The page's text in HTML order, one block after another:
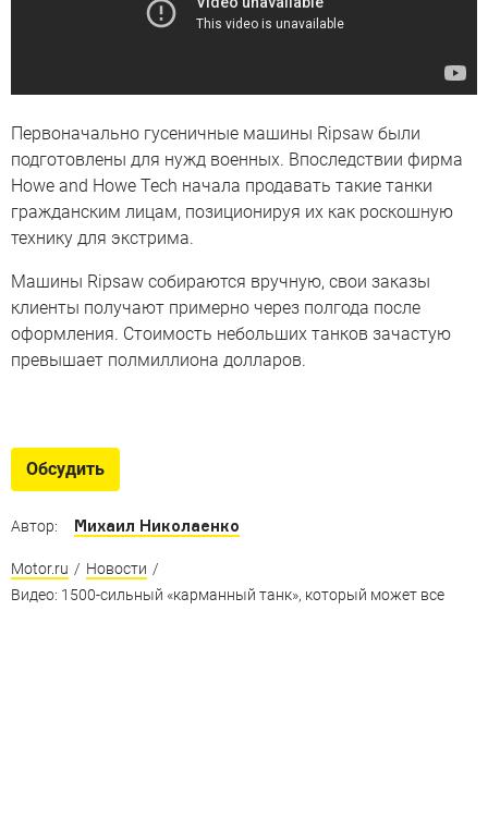
Первоначально гусеничные машины Ripsaw были
подготовлены для нужд военных. Впоследствии фирма
Howe and Howe Tech начала продавать такие танки
гражданским лицам, позиционируя их как роскошную
технику для экстрима.
Машины Ripsaw собираются вручную, свои заказы
клиенты получают примерно через полгода после
оформления. Стоимость небольших танков зачастую
превышает полмиллиона долларов.
Обсудить
Автор: Михаил Николаенко
Motor.ru / Новости /
Видео: 1500-сильный «карманный танк», который может все